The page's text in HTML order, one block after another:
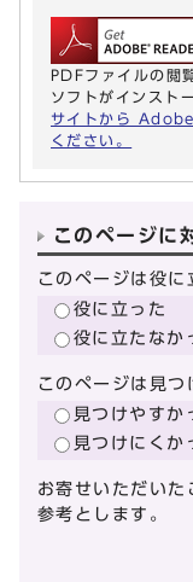
PDFファイルの
ソフトがインスト
サイトから
ください。
このページに
このページは役に
役に立った
役に立たなか
このページは見つ
見つけやすか
見つけにくか
お寄せいただいた
参考とします。